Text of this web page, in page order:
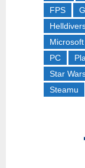
FPS
Microsoft
PC
Star
Steamu